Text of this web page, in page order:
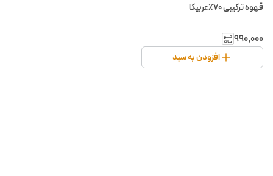
قهوه ترکیبی ۷۰٪عربیکا
۹۹۰٬۰۰۰
افزودن به سبد